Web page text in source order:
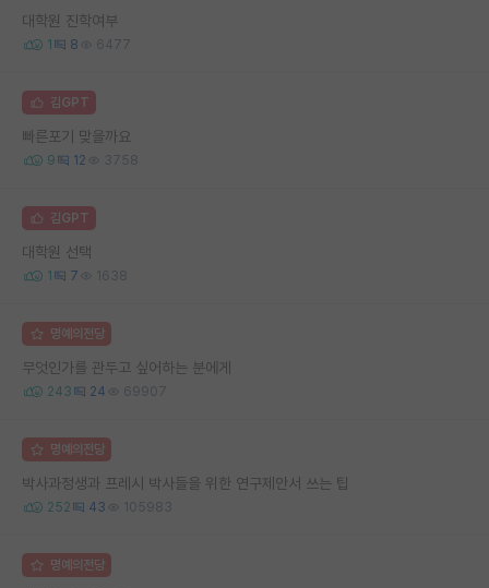
대학원 진학여부
1 8 6477
김GPT
빠른포기 맞을까요
9 12 3758
김GPT
대학원 선택
1 7 1638
명예의전당
무엇인가를 관두고 싶어하는 분에게
243 24 69907
명예의전당
박사과정생과 프레시 박사들을 위한 연구제안서 쓰는 팁
252 43 105983
명예의전당